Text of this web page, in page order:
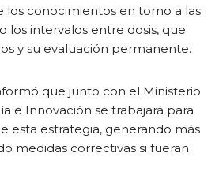
los conocimientos en torno a las
los intervalos entre dosis, que
y su evaluación permanente.
que junto con el Ministerio
e Innovación se trabajará para
esta estrategia, generando más
medidas correctivas si fueran